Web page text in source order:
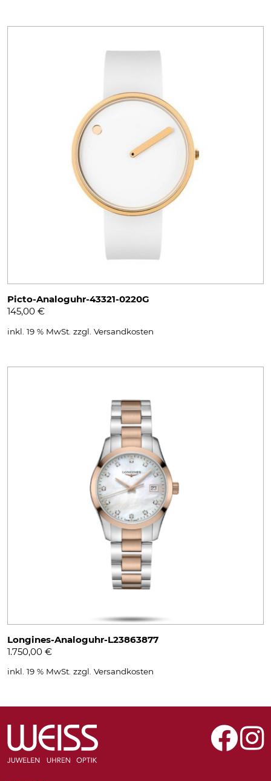
Picto-Analoguhr-43321-0220G
145,00 €
inkl. 19 % MwSt. zzgl. Versandkosten
Longines-Analoguhr-L23863877
1.750,00 €
inkl. 19 % MwSt. zzgl. Versandkosten